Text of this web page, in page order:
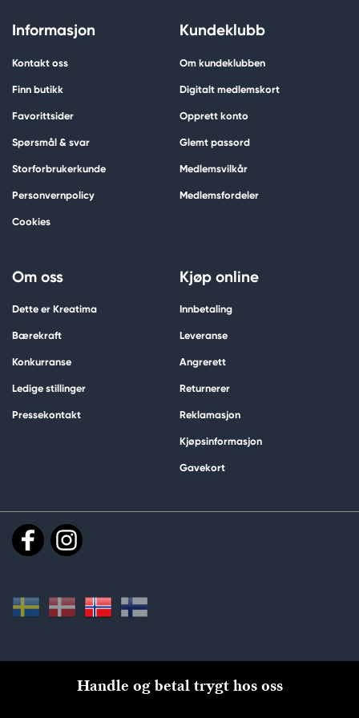
Informasjon
Kontakt oss
Finn butikk
Favorittsider
Spørsmål & svar
Storforbrukerkunde
Personvernpolicy
Cookies
Kundeklubb
Om kundeklubben
Digitalt medlemskort
Opprett konto
Glemt passord
Medlemsvilkår
Medlemsfordeler
Om oss
Dette er Kreatima
Bærekraft
Konkurranse
Ledige stillinger
Pressekontakt
Kjøp online
Innbetaling
Leveranse
Angrerett
Returnerer
Reklamasjon
Kjøpsinformasjon
Gavekort
Handle og betal trygt hos oss